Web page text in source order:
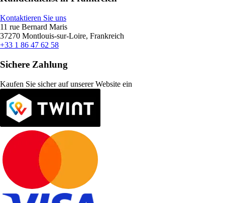
Kontaktieren Sie uns
11 rue Bernard Maris
37270 Montlouis-sur-Loire, Frankreich
+33 1 86 47 62 58
Sichere Zahlung
Kaufen Sie sicher auf unserer Website ein